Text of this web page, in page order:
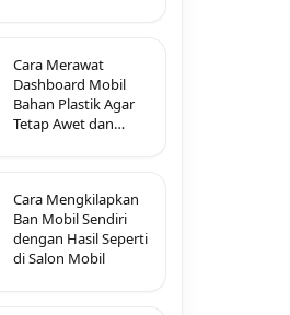
Cara Merawat
Dashboard Mobil
Bahan Plastik Agar
Tetap Awet dan
Cara Mengkilapkan
Ban Mobil Sendiri
dengan Hasil Seperti
di Salon Mobil